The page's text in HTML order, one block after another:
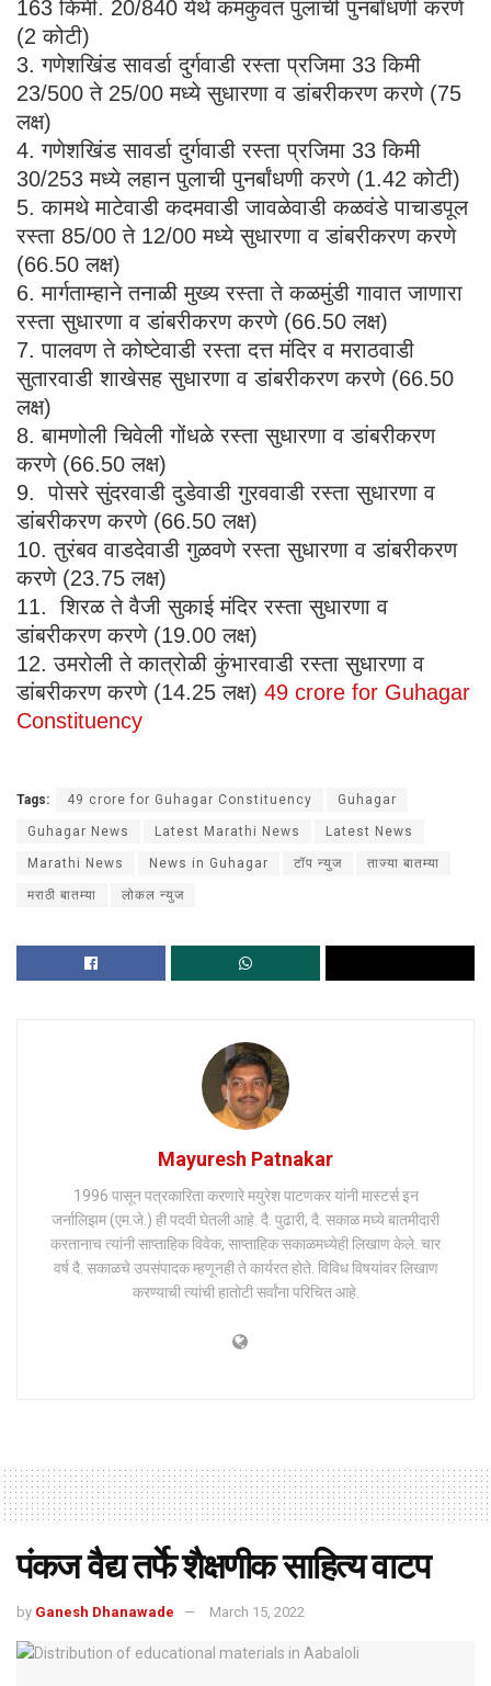
163 किमी. 20/840 येथे कमकुवत पुलाची पुनर्बांधणी करणे
(2 कोटी)
3. गणेशखिंड सावर्डा दुर्गवाडी रस्ता प्रजिमा 33 किमी
23/500 ते 25/00 मध्ये सुधारणा व डांबरीकरण करणे (75
लक्ष)
4. गणेशखिंड सावर्डा दुर्गवाडी रस्ता प्रजिमा 33 किमी
30/253 मध्ये लहान पुलाची पुनर्बांधणी करणे (1.42 कोटी)
5. कामथे माटेवाडी कदमवाडी जावळेवाडी कळवंडे पाचाडपूल
रस्ता 85/00 ते 12/00 मध्ये सुधारणा व डांबरीकरण करणे
(66.50 लक्ष)
6. मार्गताम्हाने तनाळी मुख्य रस्ता ते कळमुंडी गावात जाणारा
रस्ता सुधारणा व डांबरीकरण करणे (66.50 लक्ष)
7. पालवण ते कोष्टेवाडी रस्ता दत्त मंदिर व मराठवाडी
सुतारवाडी शाखेसह सुधारणा व डांबरीकरण करणे (66.50
लक्ष)
8. बामणोली चिवेली गोंधळे रस्ता सुधारणा व डांबरीकरण
करणे (66.50 लक्ष)
9. पोसरे सुंदरवाडी दुडेवाडी गुरववाडी रस्ता सुधारणा व
डांबरीकरण करणे (66.50 लक्ष)
10. तुरंबव वाडदेवाडी गुळवणे रस्ता सुधारणा व डांबरीकरण
करणे (23.75 लक्ष)
11. शिरळ ते वैजी सुकाई मंदिर रस्ता सुधारणा व
डांबरीकरण करणे (19.00 लक्ष)
12. उमरोली ते कात्रोळी कुंभारवाडी रस्ता सुधारणा व
डांबरीकरण करणे (14.25 लक्ष) 49 crore for Guhagar
Constituency
Tags: 49 crore for Guhagar Constituency Guhagar
Guhagar News Latest Marathi News Latest News
Marathi News News in Guhagar टॉप न्युज ताज्या बातम्या
मराठी बातम्या लोकल न्युज
Mayuresh Patnakar
1996 पासून पत्रकारिता करणारे मयुरेश पाटणकर यांनी मास्टर्स इन
जर्नालिझम (एम.जे.) ही पदवी घेतली आहे. दै. पुढारी, दै. सकाळ मध्ये बातमीदारी
करतानाच त्यांनी साप्ताहिक विवेक, साप्ताहिक सकाळमध्येही लिखाण केले. चार
वर्ष दै. सकाळचे उपसंपादक म्हणूनही ते कार्यरत होते. विविध विषयांवर लिखाण
करण्याची त्यांची हातोटी सर्वांना परिचित आहे.
पंकज वैद्य तर्फे शैक्षणीक साहित्य वाटप
by Ganesh Dhanawade March 15, 2022